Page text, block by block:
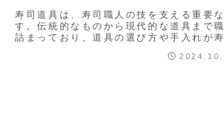
寿司道具は、寿司職人の技を支える重要
す。伝統的なものから現代的な道具まで
詰まっており、道具の選び方や手入れが
文化を深く楽しむことができます。